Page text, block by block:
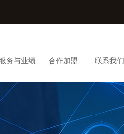
服务与业绩 合作加盟 联系我们